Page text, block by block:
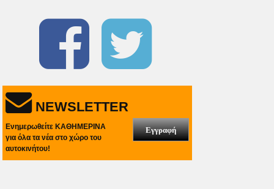
NEWSLETTER
Ενημερωθείτε ΚΑΘΗΜΕΡΙΝΑ
για όλα τα νέα στο χώρο του
αυτοκινήτου!
Εγγραφή